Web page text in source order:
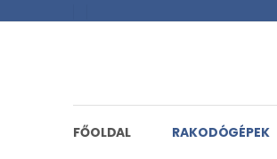
FŐOLDAL RAKODÓGÉPEK